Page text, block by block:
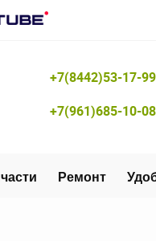
+7(8442)53-17-99
+7(961)685-10-08
Ремонт